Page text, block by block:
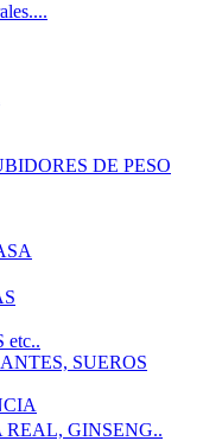
DE PESO
etc..
SUEROS
GINSENG..